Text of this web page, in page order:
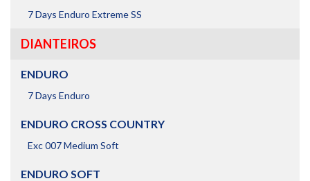
7 Days Enduro Extreme SS
DIANTEIROS
ENDURO
7 Days Enduro
ENDURO CROSS COUNTRY
Exc 007 Medium Soft
ENDURO SOFT